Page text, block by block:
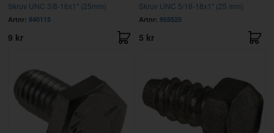
Skruv UNC 3/8-16x1" (25mm)
Artnr: 940115
9 kr
Skruv UNC 5/16-18x1" (25 mm)
Artnr: 955525
5 kr